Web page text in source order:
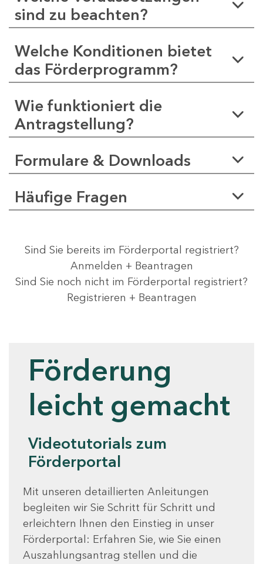
sind zu beachten?
Welche Konditionen bietet
das Förderprogramm?
Wie funktioniert die
Antragstellung?
Formulare & Downloads
Häufige Fragen
Sind Sie bereits im Förderportal registriert?
Anmelden + Beantragen
Sind Sie noch nicht im Förderportal registriert?
Registrieren + Beantragen
Förderung
leicht gemacht
Videotutorials zum
Förderportal
Mit unseren detaillierten Anleitungen
begleiten wir Sie Schritt für Schritt und
erleichtern Ihnen den Einstieg in unser
Förderportal: Erfahren Sie, wie Sie einen
Auszahlungsantrag stellen und die